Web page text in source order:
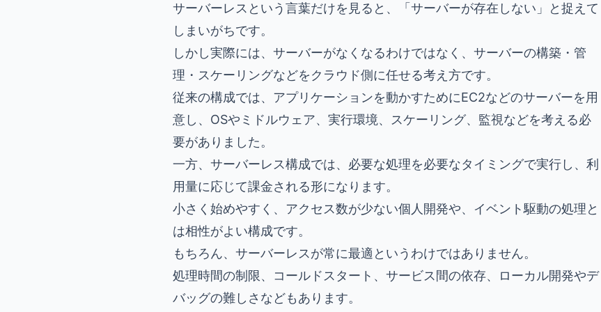
サーバーレスという言葉だけを見ると、「サーバーが存在しない」と捉えて
しまいがちです。
しかし実際には、サーバーがなくなるわけではなく、サーバーの構築・管
理・スケーリングなどをクラウド側に任せる考え方です。
従来の構成では、アプリケーションを動かすためにEC2などのサーバーを用
意し、OSやミドルウェア、実行環境、スケーリング、監視などを考える必
要がありました。
一方、サーバーレス構成では、必要な処理を必要なタイミングで実行し、利
用量に応じて課金される形になります。
小さく始めやすく、アクセス数が少ない個人開発や、イベント駆動の処理と
は相性がよい構成です。
もちろん、サーバーレスが常に最適というわけではありません。
処理時間の制限、コールドスタート、サービス間の依存、ローカル開発やデ
バッグの難しさなどもあります。